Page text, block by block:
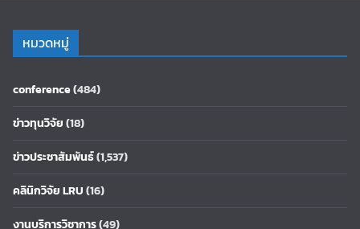
หมวดหมู่
conference(484)
ข่าวทุนวิจัย(18)
ข่าวประชาสัมพันธ์(1,537)
คลินิกวิจัย LRU(16)
งานบริการวิชาการ(49)